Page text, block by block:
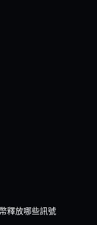
釋放哪些訊號